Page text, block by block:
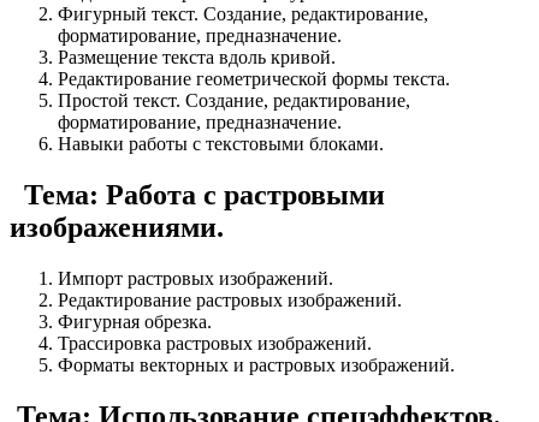
Фигурный текст. Создание, редактирование,
форматирование, предназначение.
Размещение текста вдоль кривой.
Редактирование геометрической формы текста.
Простой текст. Создание, редактирование,
форматирование, предназначение.
Навыки работы с текстовыми блоками.
Тема: Работа с растровыми
изображениями.
Импорт растровых изображений.
Редактирование растровых изображений.
Фигурная обрезка.
Трассировка растровых изображений.
Форматы векторных и растровых изображений.
Тема: Использование спецэффектов.